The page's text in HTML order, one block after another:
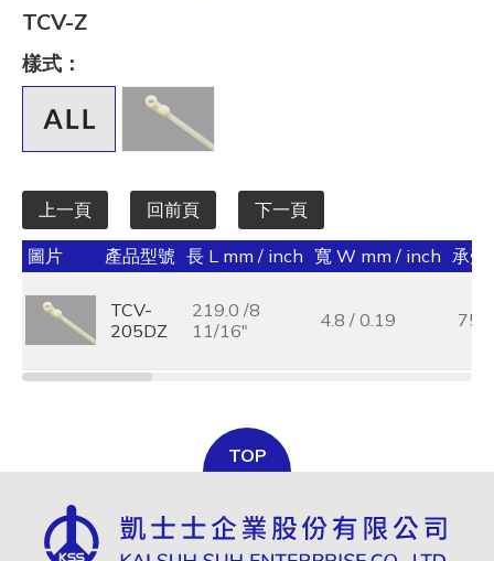
全選
長 L mm / inch
寬 W mm / inch
全選
承受力 lbs/kgf/N
全選
最大束線徑 (mm)
全選
TCV-Z
樣式：
上一頁 回前頁 下一頁
圖片 產品型號 長 L mm / inch 寬 W mm / inch 承受
TCV-
205DZ
219.0 /8
11/16"
4.8 / 0.19 75
TOP